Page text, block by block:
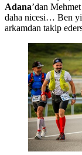
Adana’dan
daha nicesi… Ben
arkamdan takip